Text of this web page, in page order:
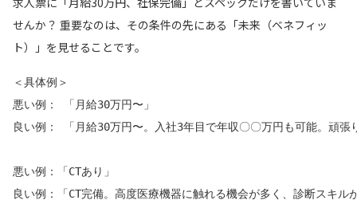
せんか？ 重要なのは、その条件の先にある「未来（ベネフィッ
ト）」を見せることです。
＜具体例＞
悪い例： 「月給30万円〜」
良い例： 「月給30万円〜。入社3年目で年収〇〇万円も可能。頑
悪い例：「CTあり」
良い例：「CT完備。高度医療機器に触れる機会が多く、診断スキル